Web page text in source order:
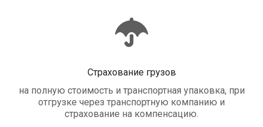
Страхование грузов
на полную стоимость и транспортная упаковка, при
отгрузке через транспортную компанию и
страхование на компенсацию.